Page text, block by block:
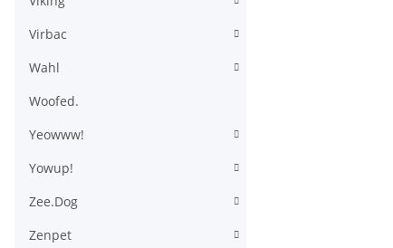
Virbac
Wahl
Woofed.
Yeowww!
Yowup!
Zee.Dog
Zenpet